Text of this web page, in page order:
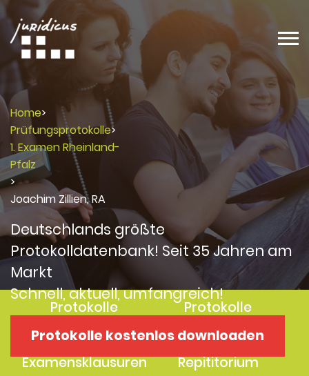
Home>
Prüfungsprotokolle>
1. Examen Rheinland-
Pfalz
>
Joachim Zillien, RA
Deutschlands größte
Protokolldatenbank! Seit 35 Jahren am
Markt
Schnell, aktuell, umfangreich!
Protokolle kostenlos downloaden
Protokolle
Protokolle
Examensklausuren
Repititorium